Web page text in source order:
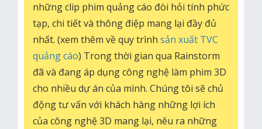
những clip phim quảng cáo đòi hỏi tính phức
tạp, chi tiết và thông điệp mang lại đầy đủ
nhất. (xem thêm về quy trình sản xuất TVC
quảng cáo) Trong thời gian qua Rainstorm
đã và đang áp dụng công nghệ làm phim 3D
cho nhiều dự án của mình. Chúng tôi sẽ chủ
động tư vấn với khách hàng những lợi ích
của công nghệ 3D mang lại, nêu ra những